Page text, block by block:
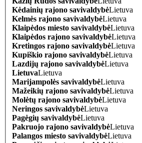
Kėdainių rajono savivaldybėLietuva
Kelmės rajono savivaldybėLietuva
Klaipėdos miesto savivaldybėLietuva
Klaipėdos rajono savivaldybėLietuva
Kretingos rajono savivaldybėLietuva
Kupiškio rajono savivaldybėLietuva
Lazdijų rajono savivaldybėLietuva
LietuvaLietuva
Marijampolės savivaldybėLietuva
Mažeikių rajono savivaldybėLietuva
Molėtų rajono savivaldybėLietuva
Neringos savivaldybėLietuva
Pagėgių savivaldybėLietuva
Pakruojo rajono savivaldybėLietuva
Palangos miesto savivaldybėLietuva